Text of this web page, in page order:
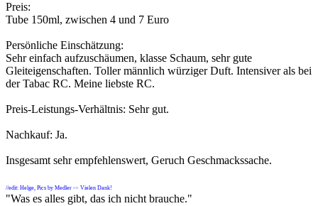
Preis:
Tube 150ml, zwischen 4 und 7 Euro
Persönliche Einschätzung:
Sehr einfach aufzuschäumen, klasse Schaum, sehr gute
Gleiteigenschaften. Toller männlich würziger Duft. Intensiver als bei
der Tabac RC. Meine liebste RC.
Preis-Leistungs-Verhältnis: Sehr gut.
Nachkauf: Ja.
Insgesamt sehr empfehlenswert, Geruch Geschmackssache.
//edit: Helge, Pics by Medler -> Vielen Dank!
"Was es alles gibt, das ich nicht brauche."